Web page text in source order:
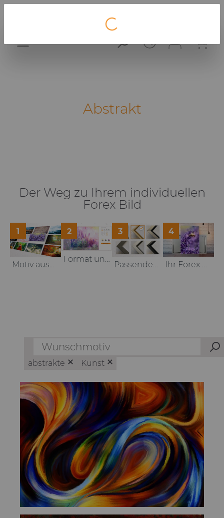
Abstrakt
Der Weg zu Ihrem individuellen
Forex Bild
1
Motiv auswählen oder hochladen
2
Format und Größe auswählen
3
Passenden Rahmen auswählen
4
Ihr Forex Bild fertig zum Anbringen
abstrakte Kunst
Loading...